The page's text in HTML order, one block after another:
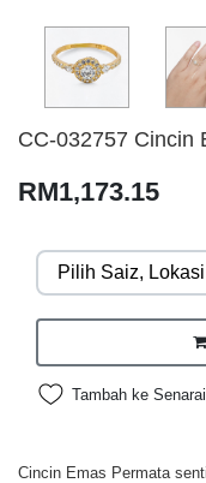
CC-032757 Cincin
RM1,173.15
Tambah ke
Cincin Emas Permata